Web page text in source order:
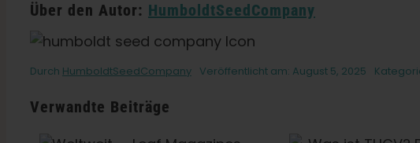
Über den Autor: HumboldtSeedCompany
Durch HumboldtSeedCompany Veröffentlicht am: August 5, 2025
Verwandte Beiträge